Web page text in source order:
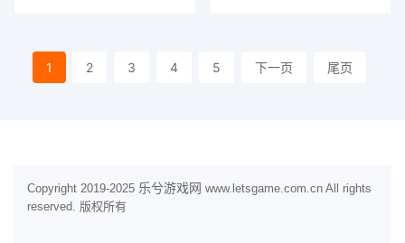
1 2 3 4 5 下一页 尾页
Copyright 2019-2025 乐兮游戏网 www.letsgame.com.cn All rights
reserved. 版权所有